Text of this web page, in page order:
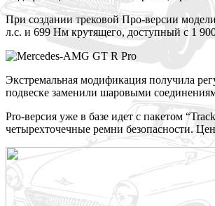
При создании трековой Про-версии
л.с. и 699 Нм крутящего, доступный с 1
Экстремальная модификация получила
подвеске заменили шаровыми
Pro-версия уже в базе идет с пакетом
четырехточечные ремни безопасности.